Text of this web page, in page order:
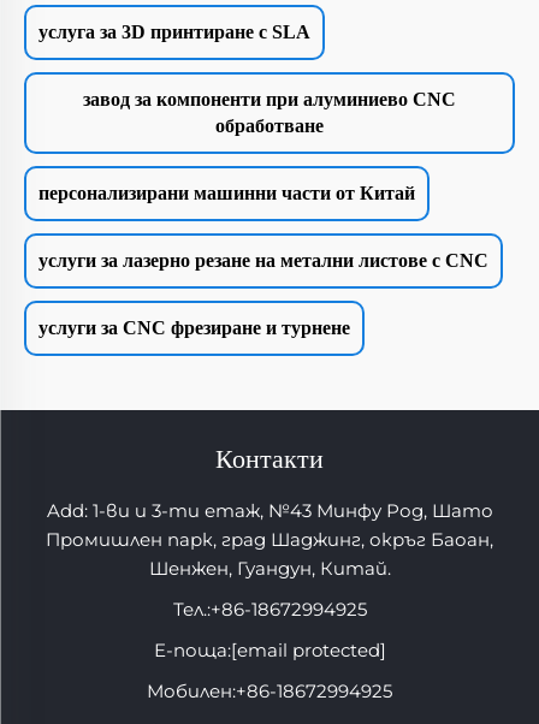
услуга за 3D принтиране с SLA
завод за компоненти при алуминиево CNC
обработване
персонализирани машинни части от Китай
услуги за лазерно резане на метални листове с CNC
услуги за CNC фрезиране и турнене
Контакти
Add: 1-ви и 3-ти етаж, №43 Минфу Род, Шато
Промишлен парк, град Шаджинг, окръг Баоан,
Шенжен, Гуандун, Китай.
Тел.:+86-18672994925
Е-поща:[email protected]
Мобилен:+86-18672994925